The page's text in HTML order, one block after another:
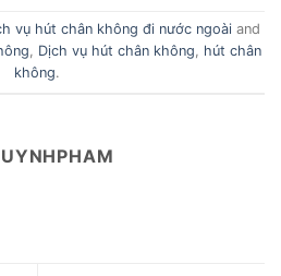
vụ hút chân không đi nước ngoài and
Dịch vụ hút chân không
hút chân
không.